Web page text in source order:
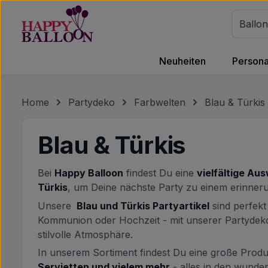
Hauptinhalt springen
Zur Suche springen
Zur Hauptnavigation springen
Neuheiten
Home Partydeko Farbwelten Blau & Türkis
Blau & Türkis
Bei Happy Balloon findest Du eine vielfältige
Türkis, um Deine nächste Party zu einem
Unsere Blau und Türkis Partyartikel sind
Kommunion oder Hochzeit - mit unserer
stilvolle Atmosphäre.
In unserem Sortiment findest Du eine große